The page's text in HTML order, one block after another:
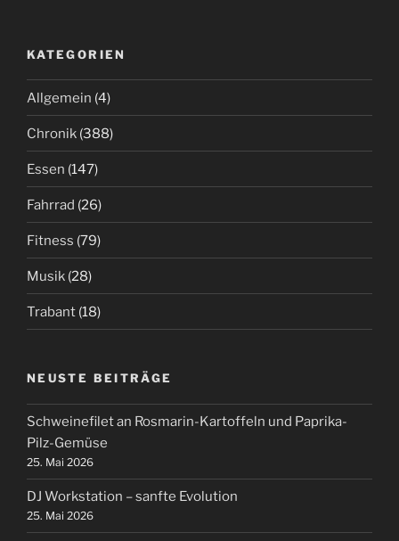
KATEGORIEN
Allgemein (4)
Chronik (388)
Essen (147)
Fahrrad (26)
Fitness (79)
Musik (28)
Trabant (18)
NEUSTE BEITRÄGE
Schweinefilet an Rosmarin-Kartoffeln und Paprika-
Pilz-Gemüse
25. Mai 2026
DJ Workstation – sanfte Evolution
25. Mai 2026